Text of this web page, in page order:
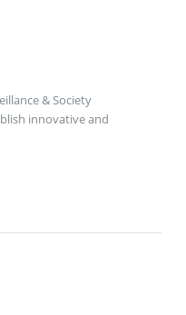
& Society
innovative and